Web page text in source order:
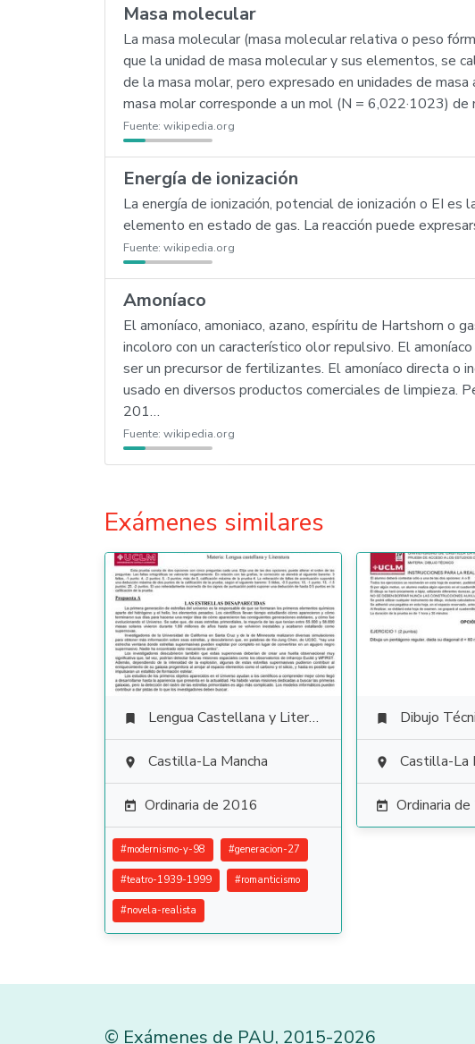
Masa molecular
La masa molecular (masa molecular relativa o peso
que la unidad de masa molecular y sus elementos, se
de la masa molar, pero expresado en unidades de
masa molar corresponde a un mol (N = 6,022·1023) de
Fuente: wikipedia.org
Energía de ionización
La energía de ionización, potencial de ionización o EI
elemento en estado de gas. La reacción puede
Fuente: wikipedia.org
Amoníaco
El amoníaco, amoniaco, azano, espíritu de Hartshorn o
incoloro con un característico olor repulsivo. El
ser un precursor de fertilizantes. El amoníaco directa o
usado en diversos productos comerciales de limpieza.
201…
Fuente: wikipedia.org
Exámenes similares
 Lengua Castellana y Literatura
 Castilla-La Mancha
 Ordinaria de 2016
#modernismo-y-98 #generacion-27
#teatro-1939-1999 #romanticismo
#novela-realista
 Dibujo
 Castilla-La
 Ordinaria
© Exámenes de PAU, 2015-2026